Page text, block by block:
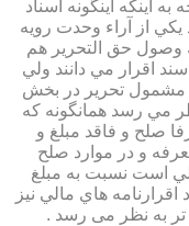
اينكه اينگونه اسناد
از آراء وحدت رويه
حق التحرير هم
اقرار مي دانند ولي
مشمول تحرير در بخش
مي رسد همانگونه كه
صلح و فاقد مبلغ و
و در موارد صلح
است نسبت به مبلغ
هاي مالي نيز
به نظر می رسد .